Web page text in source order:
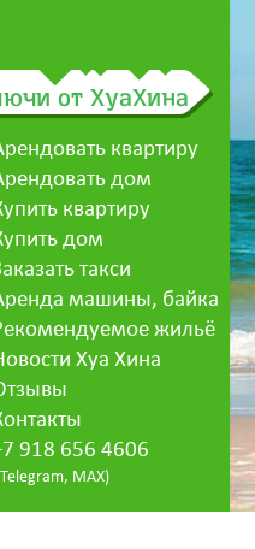
от ХуаХина
квартиру
дом
квартиру
дом
такси
машины, байка
жильё
Хуа Хина
918 656 4606
MAX)